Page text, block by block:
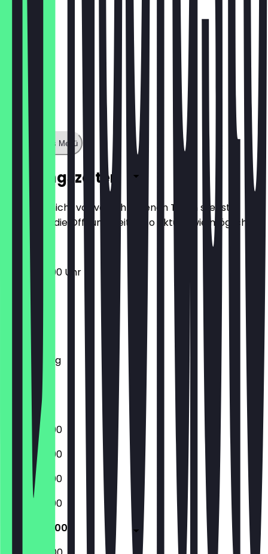
Zeige ganzes Menü
Öffnungszeiten
Damit du nicht vor verschlossenen Türen stehst,
halten wir die Öffnungszeiten so aktuell wie möglich.
06:30 - 19:00 Uhr
Montag
Dienstag
Mittwoch
Donnerstag
Freitag
Samstag
Sonntag
06:30 - 19:00
06:30 - 19:00
06:30 - 19:00
06:30 - 19:00
06:30 - 19:00